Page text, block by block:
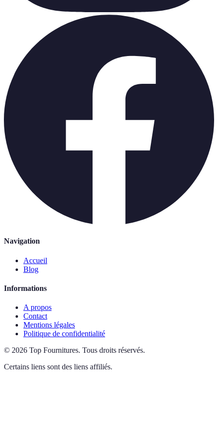
Navigation
Accueil
Blog
Informations
A propos
Contact
Mentions légales
Politique de confidentialité
© 2026 Top Fournitures. Tous droits réservés.
Certains liens sont des liens affiliés.